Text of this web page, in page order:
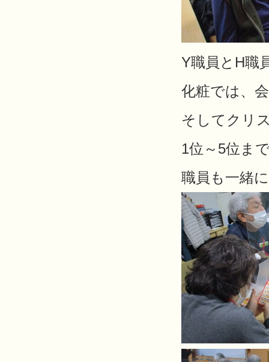
Y職員とH職
化粧では、
そしてクリ
1位～5位ま
職員も一緒